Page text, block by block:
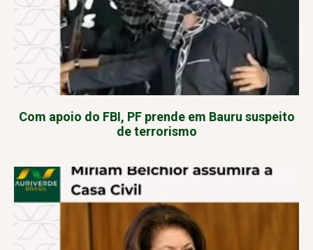
Com apoio do FBI, PF prende em Bauru suspeito
de terrorismo